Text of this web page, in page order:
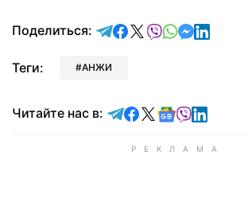
Поделиться: отправить в Telegram
поделиться в
поделиться в X
отправить в
отправить
Теги: АНЖИ
Читайте нас в: Читайте в Telegram
Читайте в
Читайте в X
Читайте в
Читайте